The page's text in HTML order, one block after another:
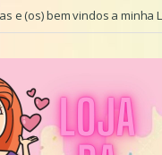
e (os) bem vindos a minha